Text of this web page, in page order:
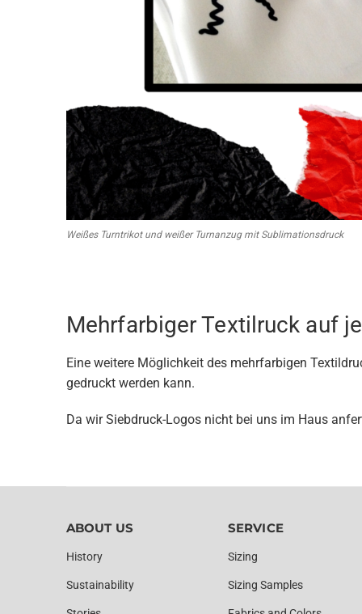
Weißes Turntrikot und weißer Turnanzug mit Sublimationsdruck
Mehrfarbiger Textilruck auf
Eine weitere Möglichkeit des mehrfarbigen
gedruckt werden kann.
Da wir Siebdruck-Logos nicht bei uns im Haus
ABOUT US
History
Sustainability
SERVICE
Sizing
Sizing Samples